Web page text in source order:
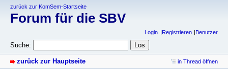
zurück zur KomSem-Startseite
Forum für die SBV
Login Registrieren Benutzer
Suche:
zurück zur Hauptseite in Thread öffnen